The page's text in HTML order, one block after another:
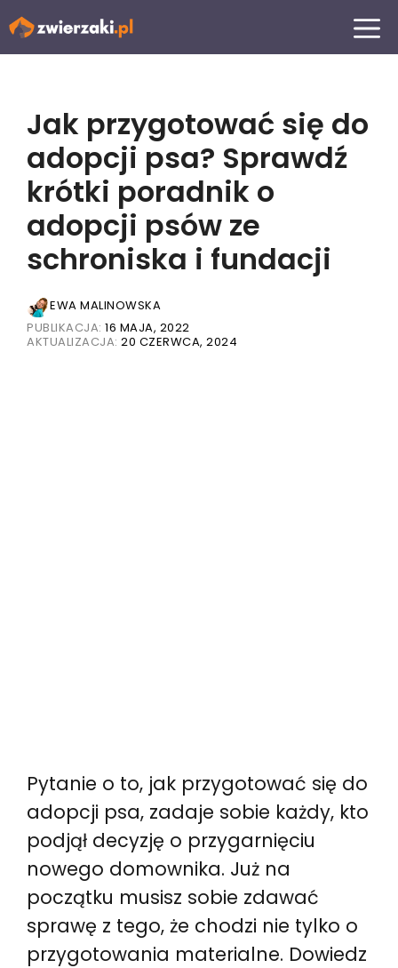
Przejdź
MENU
Jak przygotować się do
adopcji psa? Sprawdź
krótki poradnik o
adopcji psów ze
schroniska i fundacji
EWA MALINOWSKA
PUBLIKACJA: 16 MAJA, 2022
AKTUALIZACJA: 20 CZERWCA, 2024
Pytanie o to, jak przygotować się do
adopcji psa, zadaje sobie każdy, kto
podjął decyzję o przygarnięciu
nowego domownika. Już na
początku musisz sobie zdawać
sprawę z tego, że chodzi nie tylko o
przygotowania materialne. Dowiedz